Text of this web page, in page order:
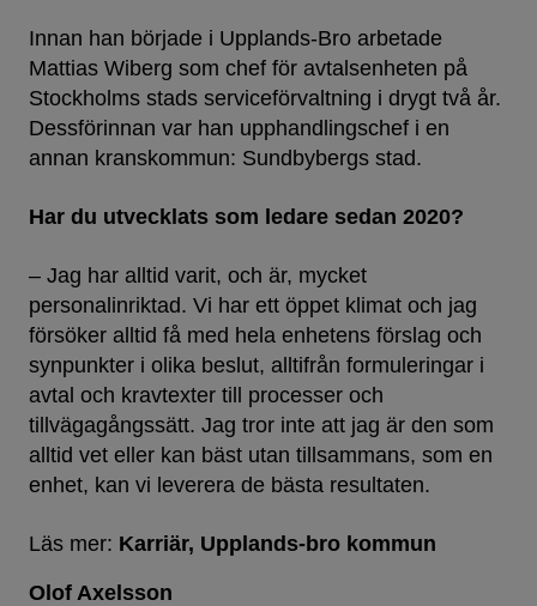
Innan han började i Upplands-Bro arbetade
Mattias Wiberg som chef för avtalsenheten på
Stockholms stads serviceförvaltning i drygt två år.
Dessförinnan var han upphandlingschef i en
annan kranskommun: Sundbybergs stad.
Har du utvecklats som ledare sedan 2020?
– Jag har alltid varit, och är, mycket
personalinriktad. Vi har ett öppet klimat och jag
försöker alltid få med hela enhetens förslag och
synpunkter i olika beslut, alltifrån formuleringar i
avtal och kravtexter till processer och
tillvägagångssätt. Jag tror inte att jag är den som
alltid vet eller kan bäst utan tillsammans, som en
enhet, kan vi leverera de bästa resultaten.
Läs mer: Karriär Upplands-bro kommun
Olof Axelsson